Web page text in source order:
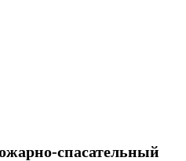
спасательный